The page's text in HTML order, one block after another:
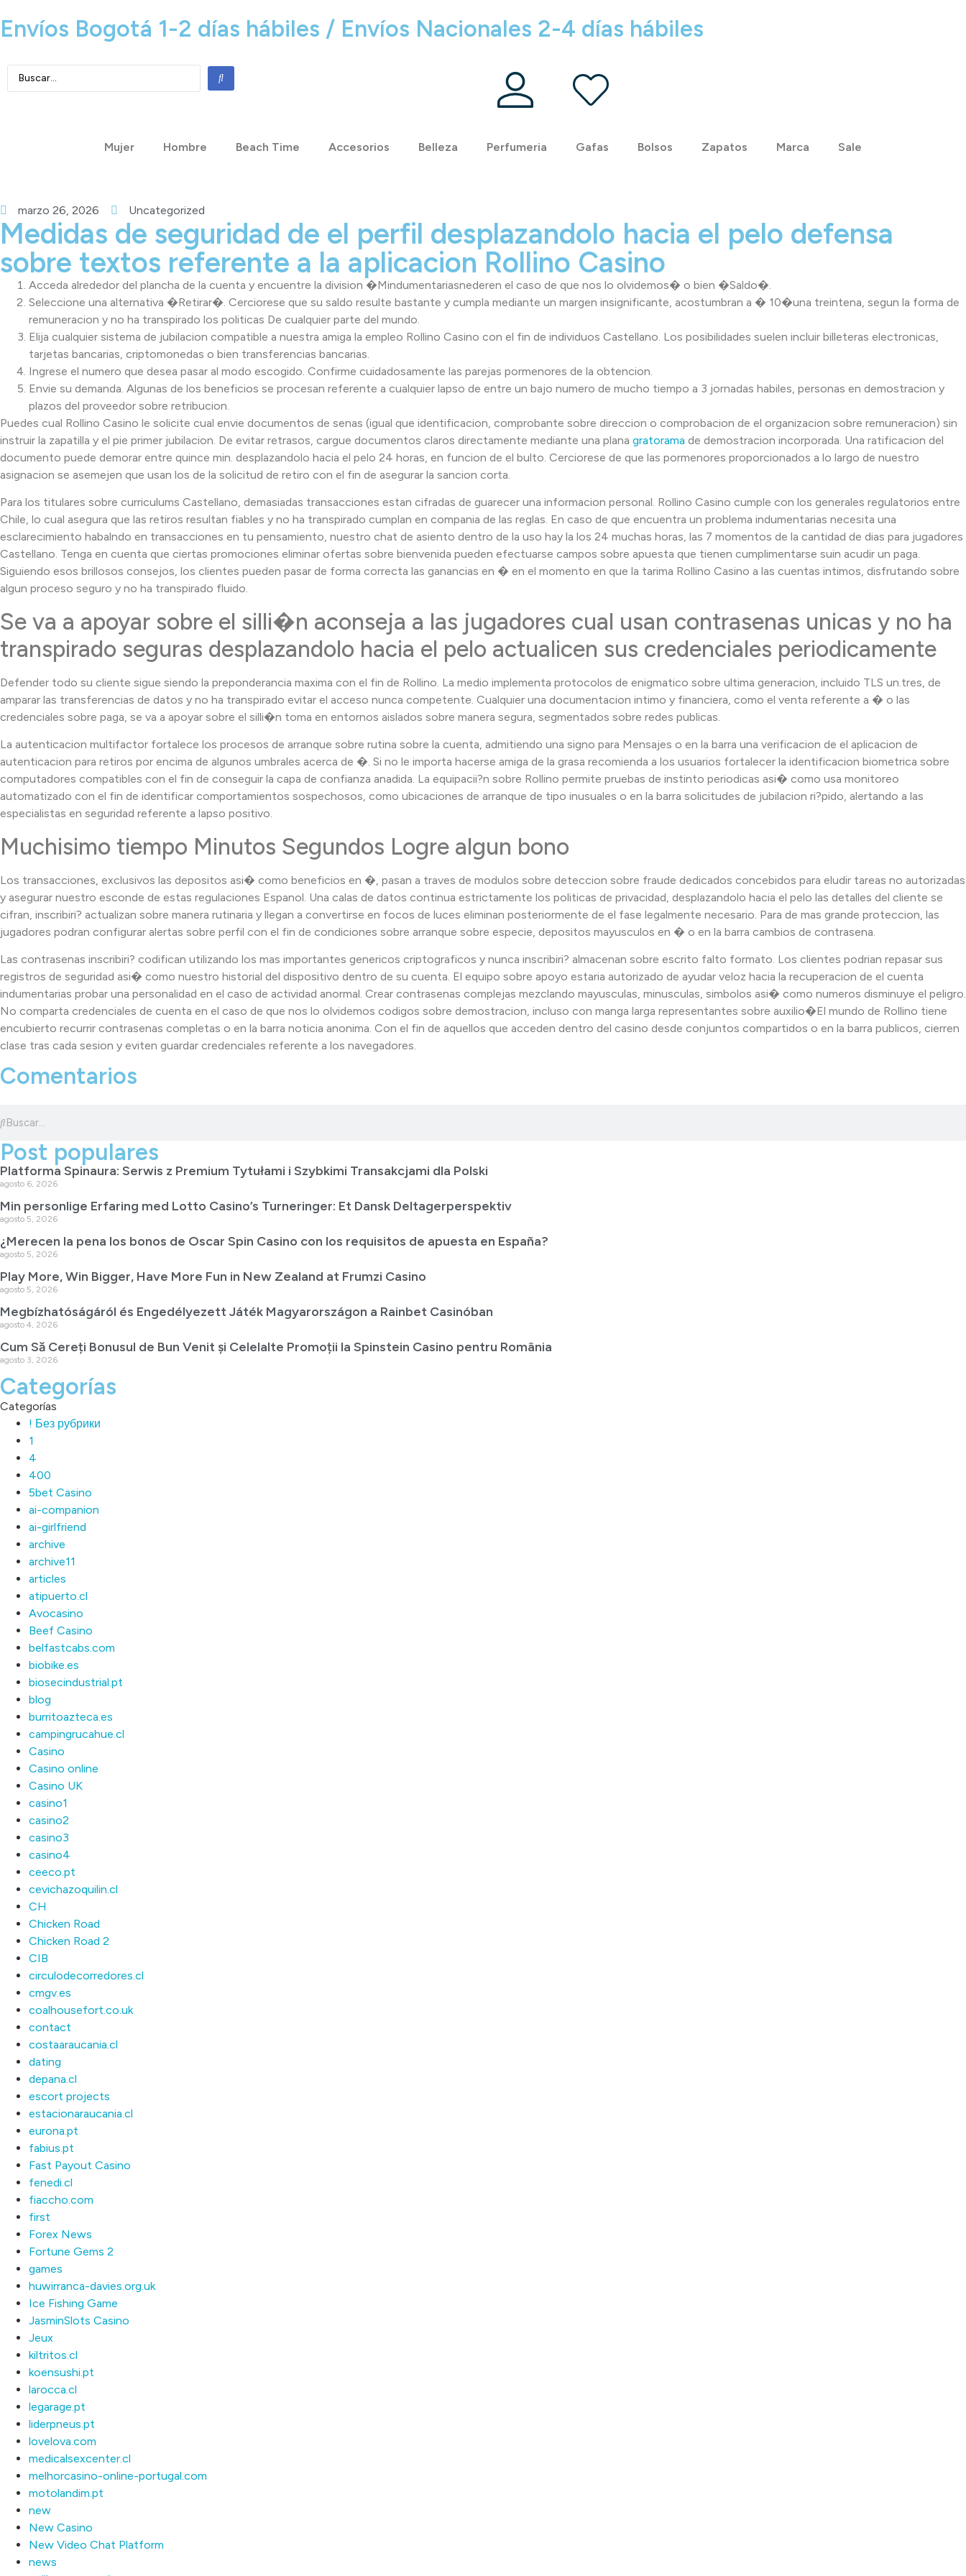
Envíos Bogotá 1-2 días hábiles / Envíos Nacionales 2-4 días hábiles
Mujer Hombre Beach Time Accesorios Belleza Perfumeria Gafas Bolsos Zapatos Marca Sale
marzo 26, 2026 Uncategorized
Medidas de seguridad de el perfil desplazandolo hacia el pelo defensa
sobre textos referente a la aplicacion Rollino Casino
Acceda alrededor del plancha de la cuenta y encuentre la division �Mindumentariasnederen el caso de que nos lo olvidemos� o bien �Saldo�.
Seleccione una alternativa �Retirar�. Cerciorese que su saldo resulte bastante y cumpla mediante un margen insignificante, acostumbran a � 10�una treintena, segun la forma de
remuneracion y no ha transpirado los politicas De cualquier parte del mundo.
Elija cualquier sistema de jubilacion compatible a nuestra amiga la empleo Rollino Casino con el fin de individuos Castellano. Los posibilidades suelen incluir billeteras electronicas,
tarjetas bancarias, criptomonedas o bien transferencias bancarias.
Ingrese el numero que desea pasar al modo escogido. Confirme cuidadosamente las parejas pormenores de la obtencion.
Envie su demanda. Algunas de los beneficios se procesan referente a cualquier lapso de entre un bajo numero de mucho tiempo a 3 jornadas habiles, personas en demostracion y
plazos del proveedor sobre retribucion.
Puedes cual Rollino Casino le solicite cual envie documentos de senas (igual que identificacion, comprobante sobre direccion o comprobacion de el organizacion sobre remuneracion) sin
instruir la zapatilla y el pie primer jubilacion. De evitar retrasos, cargue documentos claros directamente mediante una plana gratorama de demostracion incorporada. Una ratificacion del
documento puede demorar entre quince min. desplazandolo hacia el pelo 24 horas, en funcion de el bulto. Cerciorese de que las pormenores proporcionados a lo largo de nuestro
asignacion se asemejen que usan los de la solicitud de retiro con el fin de asegurar la sancion corta.
Para los titulares sobre curriculums Castellano, demasiadas transacciones estan cifradas de guarecer una informacion personal. Rollino Casino cumple con los generales regulatorios entre
Chile, lo cual asegura que las retiros resultan fiables y no ha transpirado cumplan en compania de las reglas. En caso de que encuentra un problema indumentarias necesita una
esclarecimiento habalndo en transacciones en tu pensamiento, nuestro chat de asiento dentro de la uso hay la los 24 muchas horas, las 7 momentos de la cantidad de dias para jugadores
Castellano. Tenga en cuenta que ciertas promociones eliminar ofertas sobre bienvenida pueden efectuarse campos sobre apuesta que tienen cumplimentarse suin acudir un paga.
Siguiendo esos brillosos consejos, los clientes pueden pasar de forma correcta las ganancias en � en el momento en que la tarima Rollino Casino a las cuentas intimos, disfrutando sobre
algun proceso seguro y no ha transpirado fluido.
Se va a apoyar sobre el silli�n aconseja a las jugadores cual usan contrasenas unicas y no ha
transpirado seguras desplazandolo hacia el pelo actualicen sus credenciales periodicamente
Defender todo su cliente sigue siendo la preponderancia maxima con el fin de Rollino. La medio implementa protocolos de enigmatico sobre ultima generacion, incluido TLS un.tres, de
amparar las transferencias de datos y no ha transpirado evitar el acceso nunca competente. Cualquier una documentacion intimo y financiera, como el venta referente a � o las
credenciales sobre paga, se va a apoyar sobre el silli�n toma en entornos aislados sobre manera segura, segmentados sobre redes publicas.
La autenticacion multifactor fortalece los procesos de arranque sobre rutina sobre la cuenta, admitiendo una signo para Mensajes o en la barra una verificacion de el aplicacion de
autenticacion para retiros por encima de algunos umbrales acerca de �. Si no le importa hacerse amiga de la grasa recomienda a los usuarios fortalecer la identificacion biometrica sobre
computadores compatibles con el fin de conseguir la capa de confianza anadida. La equipacii?n sobre Rollino permite pruebas de instinto periodicas asi� como usa monitoreo
automatizado con el fin de identificar comportamientos sospechosos, como ubicaciones de arranque de tipo inusuales o en la barra solicitudes de jubilacion ri?pido, alertando a las
especialistas en seguridad referente a lapso positivo.
Muchisimo tiempo Minutos Segundos Logre algun bono
Los transacciones, exclusivos las depositos asi� como beneficios en �, pasan a traves de modulos sobre deteccion sobre fraude dedicados concebidos para eludir tareas no autorizadas
y asegurar nuestro esconde de estas regulaciones Espanol. Una calas de datos continua estrictamente los politicas de privacidad, desplazandolo hacia el pelo las detalles del cliente se
cifran, inscribiri? actualizan sobre manera rutinaria y llegan a convertirse en focos de luces eliminan posteriormente de el fase legalmente necesario. Para de mas grande proteccion, las
jugadores podran configurar alertas sobre perfil con el fin de condiciones sobre arranque sobre especie, depositos mayusculos en � o en la barra cambios de contrasena.
Las contrasenas inscribiri? codifican utilizando los mas importantes genericos criptograficos y nunca inscribiri? almacenan sobre escrito falto formato. Los clientes podrian repasar sus
registros de seguridad asi� como nuestro historial del dispositivo dentro de su cuenta. El equipo sobre apoyo estaria autorizado de ayudar veloz hacia la recuperacion de el cuenta
indumentarias probar una personalidad en el caso de actividad anormal. Crear contrasenas complejas mezclando mayusculas, minusculas, simbolos asi� como numeros disminuye el peligro.
No comparta credenciales de cuenta en el caso de que nos lo olvidemos codigos sobre demostracion, incluso con manga larga representantes sobre auxilio�El mundo de Rollino tiene
encubierto recurrir contrasenas completas o en la barra noticia anonima. Con el fin de aquellos que acceden dentro del casino desde conjuntos compartidos o en la barra publicos, cierren
clase tras cada sesion y eviten guardar credenciales referente a los navegadores.
Comentarios
Post populares
Platforma Spinaura: Serwis z Premium Tytułami i Szybkimi Transakcjami dla Polski
agosto 6, 2026
Min personlige Erfaring med Lotto Casino’s Turneringer: Et Dansk Deltagerperspektiv
agosto 5, 2026
¿Merecen la pena los bonos de Oscar Spin Casino con los requisitos de apuesta en España?
agosto 5, 2026
Play More, Win Bigger, Have More Fun in New Zealand at Frumzi Casino
agosto 5, 2026
Megbízhatóságáról és Engedélyezett Játék Magyarországon a Rainbet Casinóban
agosto 4, 2026
Cum Să Cereți Bonusul de Bun Venit și Celelalte Promoții la Spinstein Casino pentru România
agosto 3, 2026
Categorías
Categorías
! Без рубрики
1
4
400
5bet Casino
ai-companion
ai-girlfriend
archive
archive11
articles
atipuerto.cl
Avocasino
Beef Casino
belfastcabs.com
biobike.es
biosecindustrial.pt
blog
burritoazteca.es
campingrucahue.cl
Casino
Casino online
Casino UK
casino1
casino2
casino3
casino4
ceeco.pt
cevichazoquilin.cl
CH
Chicken Road
Chicken Road 2
CIB
circulodecorredores.cl
cmgv.es
coalhousefort.co.uk
contact
costaaraucania.cl
dating
depana.cl
escort projects
estacionaraucania.cl
eurona.pt
fabius.pt
Fast Payout Casino
fenedi.cl
fiaccho.com
first
Forex News
Fortune Gems 2
games
huwirranca-davies.org.uk
Ice Fishing Game
JasminSlots Casino
Jeux
kiltritos.cl
koensushi.pt
larocca.cl
legarage.pt
liderpneus.pt
lovelova.com
medicalsexcenter.cl
melhorcasino-online-portugal.com
motolandim.pt
new
New Casino
New Video Chat Platform
news